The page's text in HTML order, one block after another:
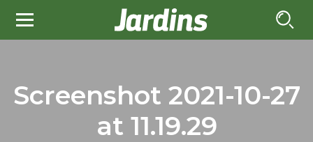
Screenshot 2021-10-27
at 11.19.29